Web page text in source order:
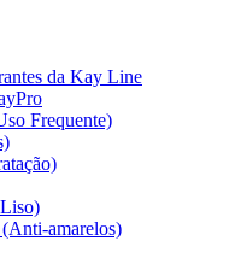
da Kay Line
Frequente)
amarelos)